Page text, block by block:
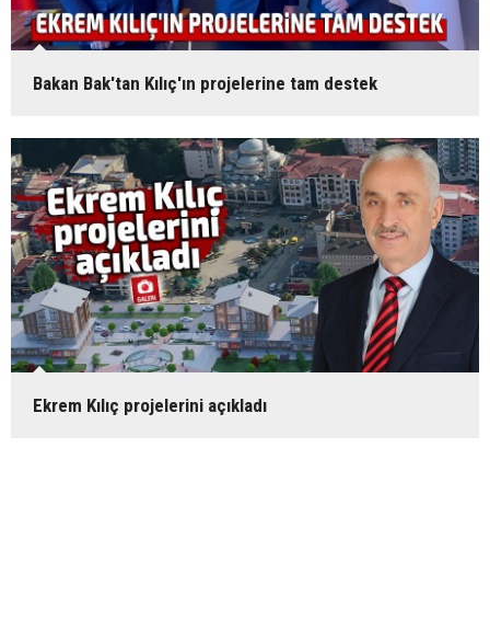
Bakan Bak'tan Kılıç'ın projelerine tam destek
Ekrem Kılıç projelerini açıkladı